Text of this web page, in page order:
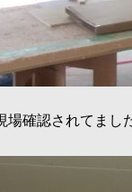
場確認されてまし